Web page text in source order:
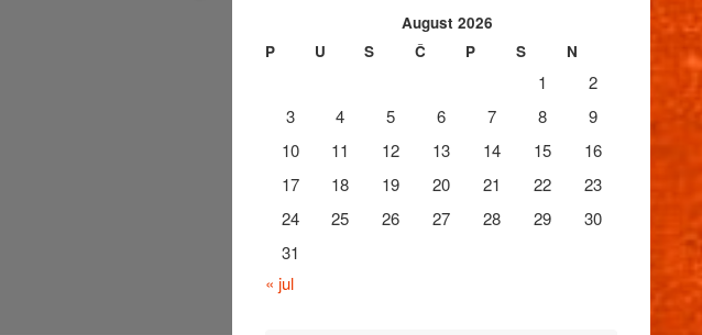
August 2026
P
U S Č P S N
1
2
3
4 5 6 7 8
9
10
11 12 13 14 15
16
17
18 19 20 21 22
23
24
25 26 27 28 29
30
31
« jul